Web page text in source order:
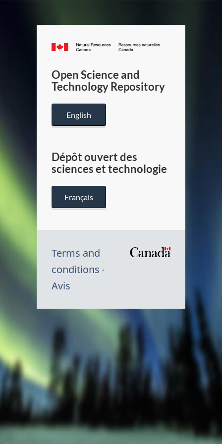
Canada.ca
/
Canada
Open Science and
Technology Repository
English
Dépôt ouvert des
sciences et technologie
Français
Terms and
conditions
Avis
Canada